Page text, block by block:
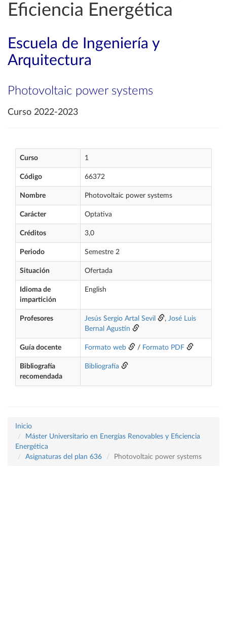
Eficiencia Energética
Escuela de Ingeniería y
Arquitectura
Photovoltaic power systems
Curso 2022-2023
Curso 1
Código 66372
Nombre Photovoltaic power systems
Carácter Optativa
Créditos 3,0
Periodo Semestre 2
Situación Ofertada
Idioma de
impartición
English
Profesores Jesús Sergio Artal Sevil , José Luis
Bernal Agustín
Guía docente Formato web / Formato PDF
Bibliografía
recomendada
Bibliografía
Inicio
Máster Universitario en Energías Renovables y Eficiencia
Energética
Asignaturas del plan 636
Photovoltaic power systems